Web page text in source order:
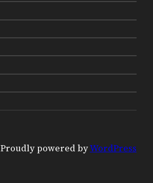
Proudly powered byWordPress